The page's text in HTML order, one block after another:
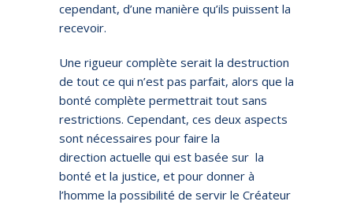
cependant, d’une manière qu’ils puissent la
recevoir.
Une rigueur complète serait la destruction
de tout ce qui n’est pas parfait, alors que la
bonté complète permettrait tout sans
restrictions. Cependant, ces deux aspects
sont nécessaires pour faire la
direction actuelle qui est basée sur la
bonté et la justice, et pour donner à
l’homme la possibilité de servir le Créateur